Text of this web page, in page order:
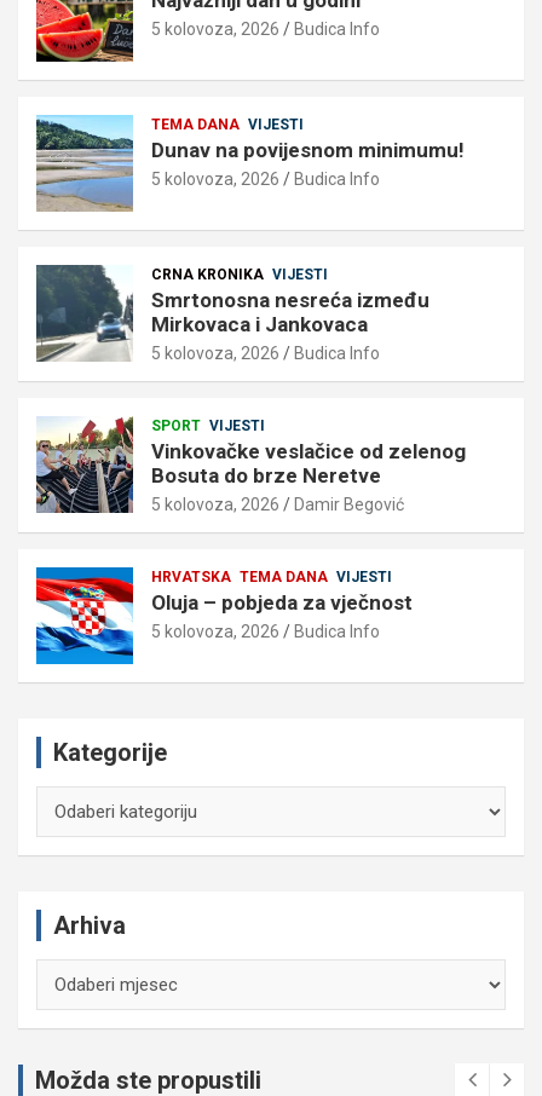
5 kolovoza, 2026 Budica Info
TEMA DANA VIJESTI
Dunav na povijesnom minimumu!
5 kolovoza, 2026 Budica Info
CRNA KRONIKA VIJESTI
Smrtonosna nesreća između
Mirkovaca i Jankovaca
5 kolovoza, 2026 Budica Info
SPORT VIJESTI
Vinkovačke veslačice od zelenog
Bosuta do brze Neretve
5 kolovoza, 2026 Damir Begović
HRVATSKA TEMA DANA VIJESTI
Oluja – pobjeda za vječnost
5 kolovoza, 2026 Budica Info
Kategorije
Arhiva
Možda ste propustili